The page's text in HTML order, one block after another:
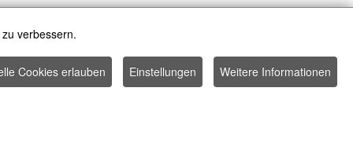
verbessern.
Cookies erlauben Einstellungen Weitere Informationen